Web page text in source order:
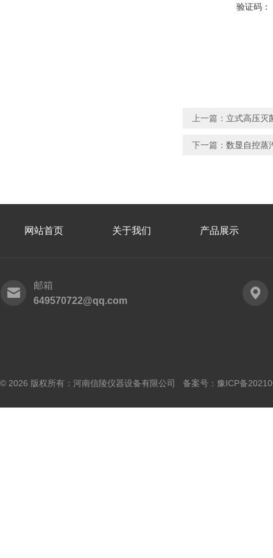
验证码：
上一篇： 立式高压灭
下一篇： 数显自控蒸
网站首页 关于我们 产品展示
邮箱
649570722@qq.com
© 2026 版权所有：河南信陵仪器设备有限公司 备案号： 豫ICP备